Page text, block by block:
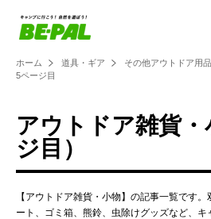
ホーム 道具・ギア その他アウトドア用品
5ページ目
アウトドア雑貨
ジ目）
【アウトドア雑貨・小物】の記事一覧です
ート、ゴミ箱、熊鈴、虫除けグッズなど、